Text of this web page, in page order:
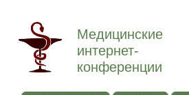
Медицинские
интернет-
конференции